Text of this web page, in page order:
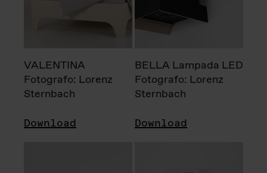
VALENTINA
Fotografo: Lorenz
Sternbach
Download
BELLA Lampada LED
Fotografo: Lorenz
Sternbach
Download